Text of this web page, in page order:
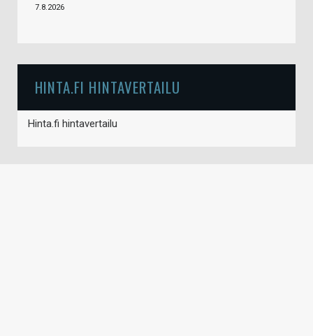
7.8.2026
HINTA.FI HINTAVERTAILU
Hinta.fi hintavertailu